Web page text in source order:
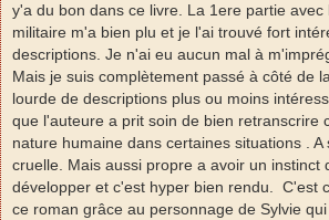
y'a du bon dans ce livre. La 1ere partie avec
militaire m'a bien plu et je l'ai trouvé fort
descriptions. Je n'ai eu aucun mal à
Mais je suis complètement passé à côté de
lourde de descriptions plus ou moins
que l'auteure a prit soin de bien retranscrire
nature humaine dans certaines situations . A
cruelle. Mais aussi propre a avoir un instinct
développer et c'est hyper bien rendu. C'est
ce roman grâce au personnage de Sylvie